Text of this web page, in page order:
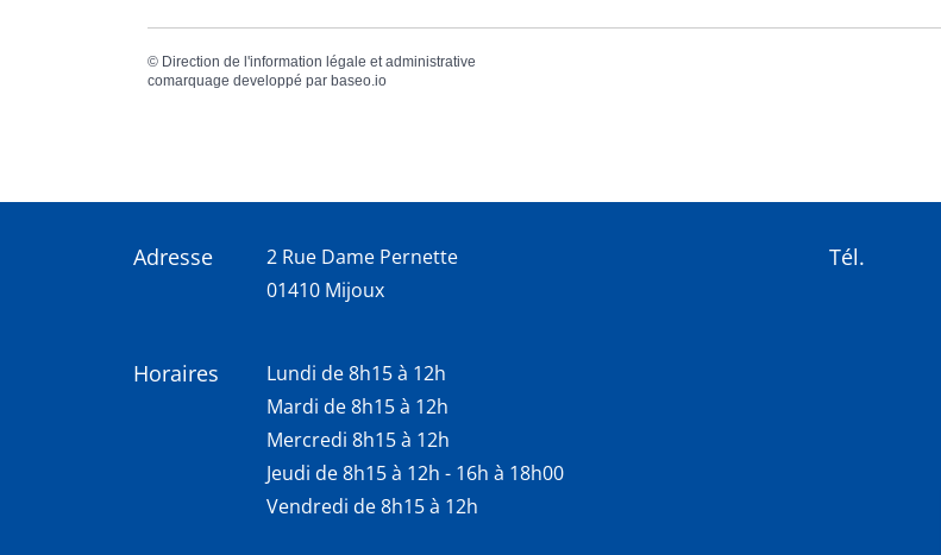
© Direction de l'information légale et administrative
comarquage developpé par baseo.io
Adresse
2 Rue Dame Pernette
01410 Mijoux
Horaires
Lundi de 8h15 à 12h
Mardi de 8h15 à 12h
Mercredi 8h15 à 12h
Jeudi de 8h15 à 12h - 16h à 18h00
Vendredi de 8h15 à 12h
Tél.